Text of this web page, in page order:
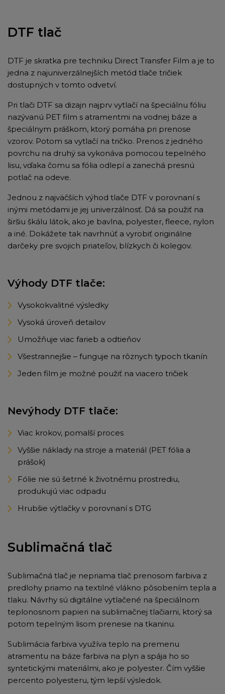
DTF tlač
DTF je skratka pre techniku Direct Transfer Film a je to
jedna z najuniverzálnejších metód tlače tričiek
dostupných v tomto odvetví.
Pri tlači DTF sa dizajn najprv vytlačí na špeciálnu fóliu
nazývanú PET film s atramentmi na vodnej báze a
špeciálnym práškom, ktorý pomáha pri prenose
vzorov. Potom sa vytlačí na tričko. Prenos z jedného
povrchu na druhý sa vykonáva pomocou tepelného
lisu, vďaka čomu sa fólia odlepí a zanechá presnú
potlač na odeve.
Jednou z najväčších výhod tlače DTF v porovnaní s
inými metódami je jej univerzálnosť. Dá sa použiť na
širšiu škálu látok, ako je bavlna, polyester, fleece, nylon
a iné. Dokážete tak navrhnúť a vyrobiť originálne
darčeky pre svojich priateľov, blízkych či kolegov.
Výhody DTF tlače:
Vysokokvalitné výsledky
Vysoká úroveň detailov
Umožňuje viac farieb a odtieňov
Všestrannejšie – funguje na rôznych typoch tkanín
Jeden film je možné použiť na viacero tričiek
Nevýhody DTF tlače:
Viac krokov, pomalší proces
Vyššie náklady na stroje a materiál (PET fólia a
prášok)
Fólie nie sú šetrné k životnému prostrediu,
produkujú viac odpadu
Hrubšie výtlačky v porovnaní s DTG
Sublimačná tlač
Sublimačná tlač je nepriama tlač prenosom farbiva z
predlohy priamo na textilné vlákno pôsobením tepla a
tlaku. Návrhy sú digitálne vytlačené na špeciálnom
teplonosnom papieri na sublimačnej tlačiarni, ktorý sa
potom tepelným lisom prenesie na tkaninu.
Sublimácia farbiva využíva teplo na premenu
atramentu na báze farbiva na plyn a spája ho so
syntetickými materiálmi, ako je polyester. Čím vyššie
percento polyesteru, tým lepší výsledok.